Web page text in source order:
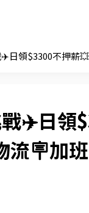
✈️日領
流🪧加